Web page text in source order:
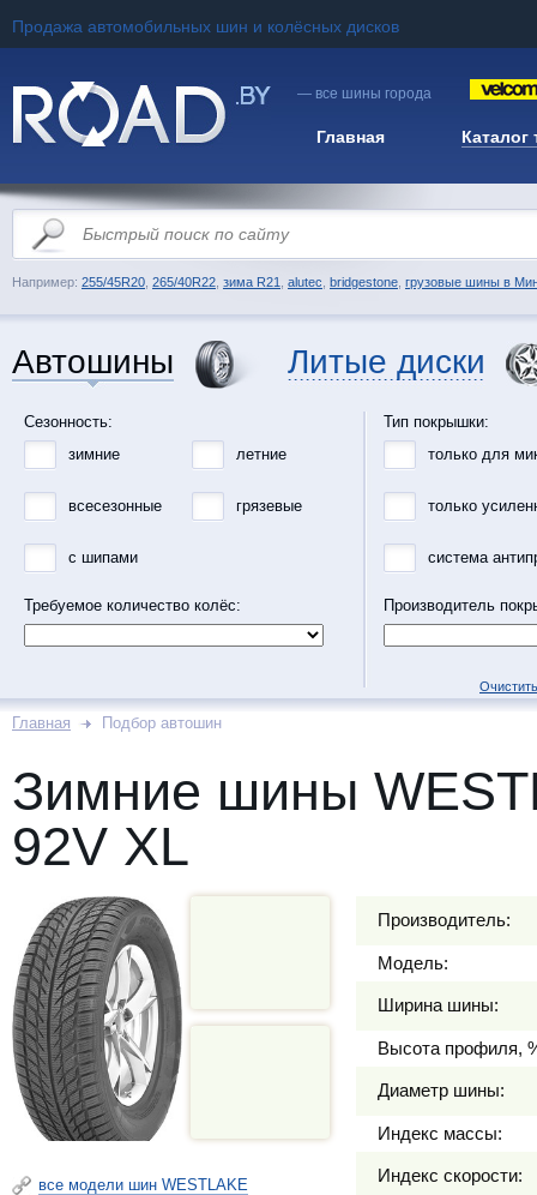
Продажа автомобильных шин и колёсных дисков
— все шины города
Главная Каталог
Например: 255/45R20 265/40R22 зима R21 alutec bridgestone грузовые шины в
Автошины Литые диски
Сезонность:
зимние
летние
всесезонные грязевые
с шипами
Требуемое количество колёс:
Тип покрышки:
только для
только
система
Производитель
Главная Подбор автошин
Зимние шины
92V XL
все модели шин WESTLAKE
Производитель:
Модель:
Ширина шины:
Высота профиля,
Диаметр шины:
Индекс массы:
Индекс скорости: